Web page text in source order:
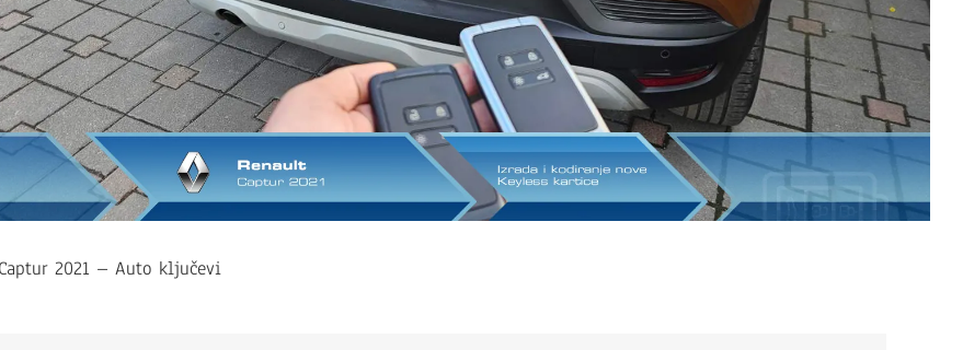
2021 – Auto ključevi